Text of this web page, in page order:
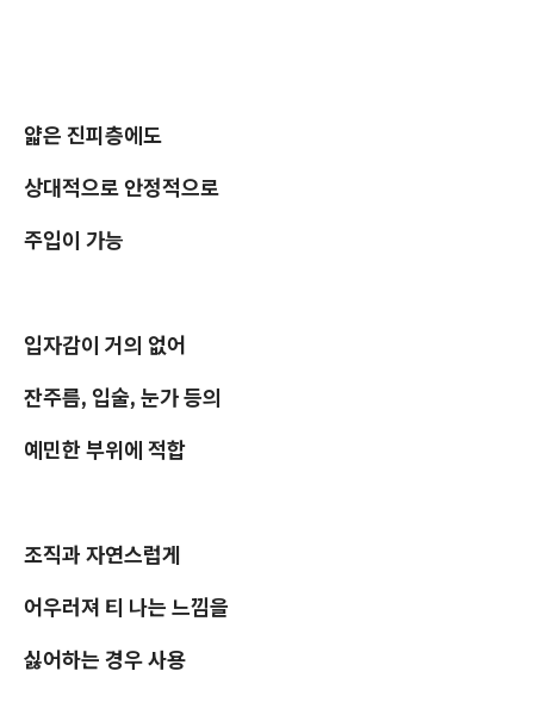
얇은 진피층에도
상대적으로 안정적으로
주입이 가능
입자감이 거의 없어
잔주름, 입술, 눈가 등의
예민한 부위에 적합
조직과 자연스럽게
어우러져 티 나는 느낌을
싫어하는 경우 사용